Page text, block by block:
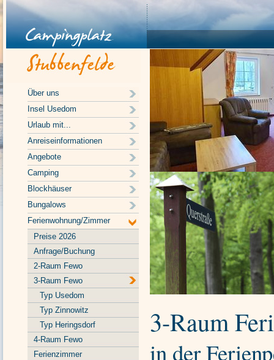
Über uns
Insel Usedom
Urlaub mit...
Anreiseinformationen
Angebote
Camping
Blockhäuser
Bungalows
Ferienwohnung/Zimmer
Preise 2026
Anfrage/Buchung
2-Raum Fewo
3-Raum Fewo
Typ Usedom
Typ Zinnowitz
Typ Heringsdorf
4-Raum Fewo
Ferienzimmer
3-Raum
in der